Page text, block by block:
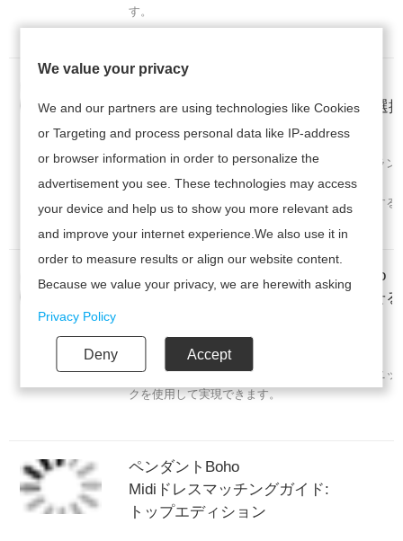
す。
快適でスタイリッシュなスタイルを選
母乳育児の女性は、
ドレスを選ぶときに快適さとファッションのバラン
があります。これは、
母乳育児中の母親に実践的なアドバイスを提供する
アクセサリー装饰: サスペンダーBoho
Midiドレスの全体的な外観を向上させる
Suspenders Boho Midi
Dressの全体的な外観を強化するには、
次のいくつかのアクセサリーとマッチングテクニッ
クを使用して実現できます。
ペンダントBoho
Midiドレスマッチングガイド:
トップエディション
We value your privacy
We and our partners are using technologies like Cookies
or Targeting and process personal data like IP-address
or browser information in order to personalize the
advertisement you see. These technologies may access
your device and help us to show you more relevant ads
and improve your internet experience.We also use it in
order to measure results or align our website content.
Because we value your privacy, we are herewith asking
your permission to use the following technologies.
Privacy Policy
Deny Accept